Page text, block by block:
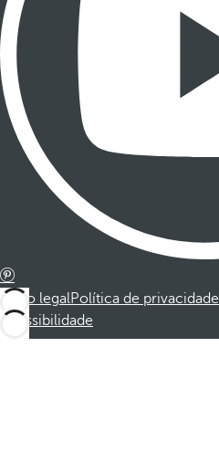
Aviso legalPolítica de privacidade
Acessibilidade